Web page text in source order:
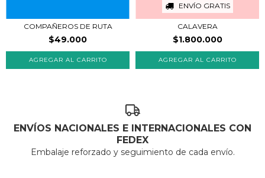
COMPAÑEROS DE RUTA
$49.000
ENVÍO GRATIS
CALAVERA
$1.800.000
ENVÍOS NACIONALES E INTERNACIONALES CON
FEDEX
Embalaje reforzado y seguimiento de cada envío.